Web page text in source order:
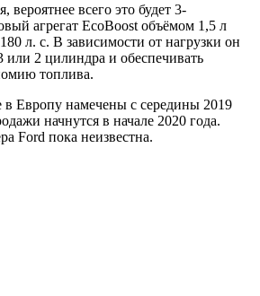
вероятнее всего это будет 3-
агрегат EcoBoost объёмом 1,5 л
л. с. В зависимости от нагрузки он
или 2 цилиндра и обеспечивать
топлива.
в Европу намечены с середины 2019
начнутся в начале 2020 года.
Ford пока неизвестна.